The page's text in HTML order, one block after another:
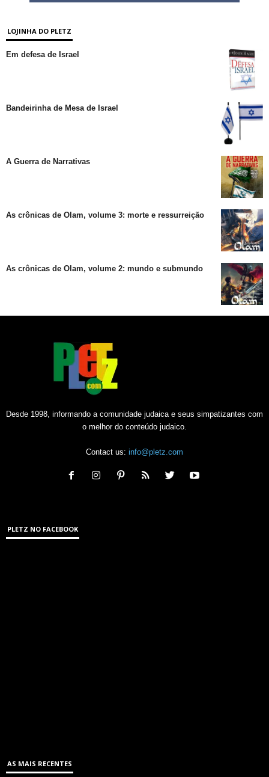
LOJINHA DO PLETZ
Em defesa de Israel
Bandeirinha de Mesa de Israel
A Guerra de Narrativas
As crônicas de Olam, volume 3: morte e ressurreição
As crônicas de Olam, volume 2: mundo e submundo
Desde 1998, informando a comunidade judaica e seus simpatizantes com
o melhor do conteúdo judaico.
Contact us: info@pletz.com
PLETZ NO FACEBOOK
AS MAIS RECENTES